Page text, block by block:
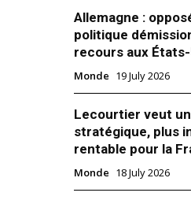
Allemagne :
politique
recours aux
Monde 19 July 2026
Lecourtier veut
stratégique, plus
rentable pour la
Monde 18 July 2026